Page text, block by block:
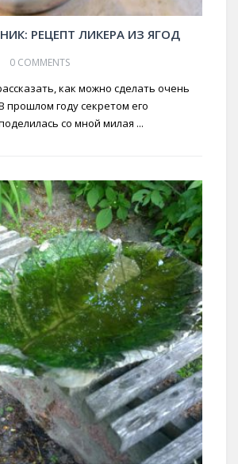
РЕЦЕПТ ЛИКЕРА ИЗ ЯГОД
0 COMMENTS
как можно сделать очень
прошлом году секретом его
со мной милая ...